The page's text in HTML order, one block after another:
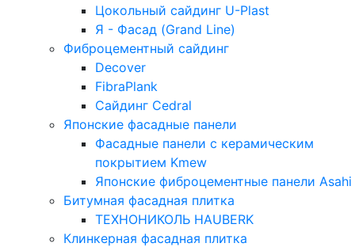
Цокольный сайдинг U-Plast
Я - Фасад (Grand Line)
Фиброцементный сайдинг
Decover
FibraPlank
Сайдинг Cedral
Японские фасадные панели
Фасадные панели с керамическим
покрытием Kmew
Японские фиброцементные панели Asahi
Битумная фасадная плитка
ТЕХНОНИКОЛЬ HAUBERK
Клинкерная фасадная плитка